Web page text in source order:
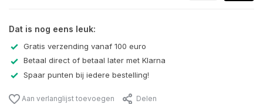
Dat is nog eens leuk:
Gratis verzending vanaf 100 euro
Betaal direct of betaal later met Klarna
Spaar punten bij iedere bestelling!
Aan verlanglijst toevoegen Delen